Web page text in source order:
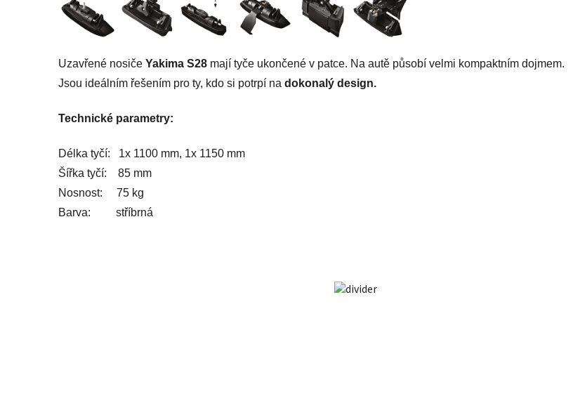
Uzavřené nosiče Yakima S28 mají tyče ukončené v patce. Na autě působí velmi kompaktním dojmem.
Jsou ideálním řešením pro ty, kdo si potrpí na dokonalý design.
Technické parametry:
Délka tyčí: 1x 1100 mm, 1x 1150 mm
Šířka tyčí: 85 mm
Nosnost: 75 kg
Barva: stříbrná